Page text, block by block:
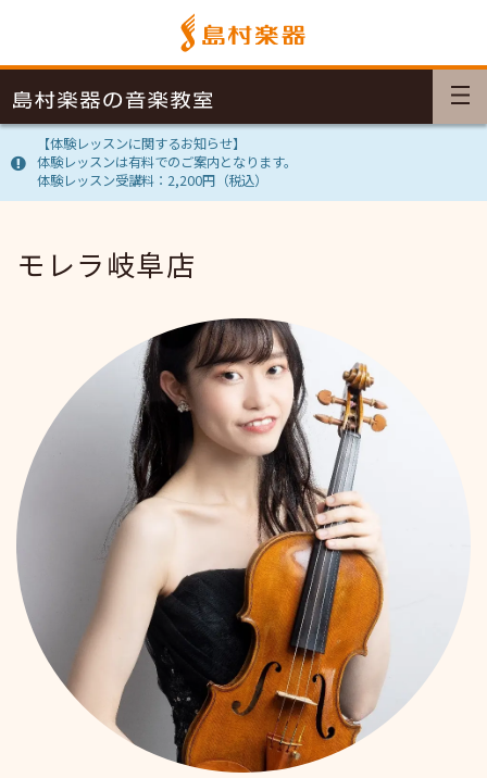
【体験レッスンに関するお知らせ】
体験レッスンは有料でのご案内となります。
体験レッスン受講料：2,200円（税込）
モレラ岐阜店